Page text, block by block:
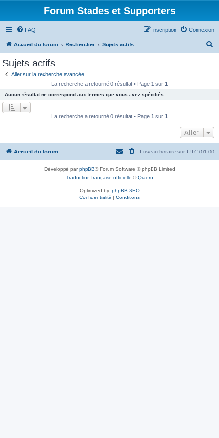
Forum Stades et Supporters
FAQ Connexion
Inscription
Accueil du forum Rechercher Sujets actifs
e
r
Sujets actifs
Aller sur la recherche avancée
La recherche a retourné 0 résultat • Page 1 sur 1
Aucun résultat ne correspond aux termes que vous avez spécifiés.
La recherche a retourné 0 résultat • Page 1 sur 1
Aller
Accueil du forum Fuseau horaire sur UTC+01:00
Développé parphpBB® Forum Software © phpBB Limited
Traduction française officielle ©Qiaeru
Optimized by: phpBB SEO
Confidentialité | Conditions